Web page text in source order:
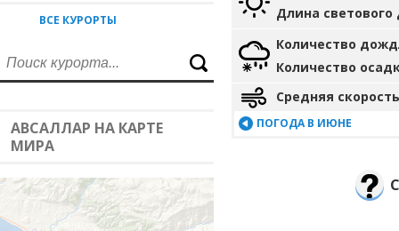
ВСЕ КУРОРТЫ
АВСАЛЛАР НА КАРТЕ
МИРА
Длина светового
Количество
Количество
Средняя
ПОГОДА В ИЮНЕ